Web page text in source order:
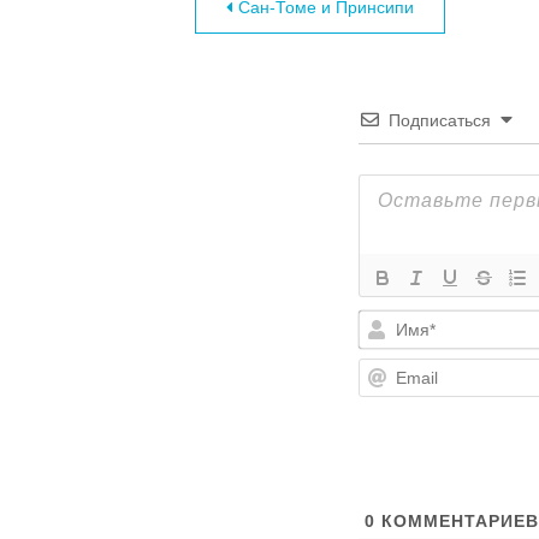
Сан-Томе и Принсипи
Подписаться
0 КОММЕНТАРИЕВ